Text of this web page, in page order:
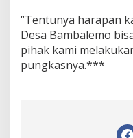
“Tentunya harapan
Desa Bambalemo
pihak kami
pungkasnya.***